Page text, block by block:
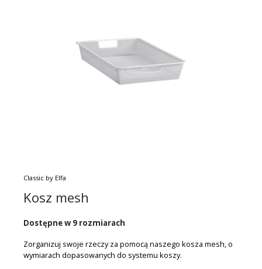
Classic by Elfa
Kosz mesh
Dostępne w 9 rozmiarach
Zorganizuj swoje rzeczy za pomocą naszego kosza mesh, o
wymiarach dopasowanych do systemu koszy.